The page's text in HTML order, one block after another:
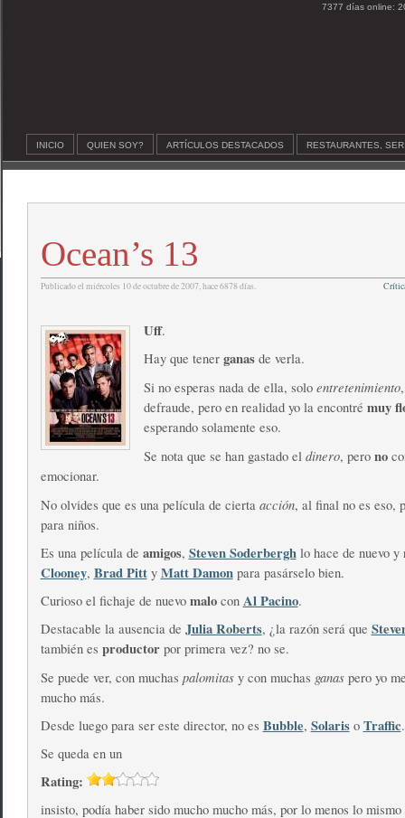
7377 días online:
INICIO QUIEN SOY? ARTÍCULOS DESTACADOS RESTAURANTES,
Ocean’s 13
Publicado el miércoles 10 de octubre de 2007, hace 6878 días.
Uff.
Hay que tener ganas de verla.
Si no esperas nada de ella, solo entretenimiento
defraude, pero en realidad yo la encontré muy
esperando solamente eso.
Se nota que se han gastado el dinero, pero no
emocionar.
No olvides que es una película de cierta acción, al final no es eso,
para niños.
Es una película de amigos, Steven Soderberghlo hace de nuevo y
Clooney, Brad Pitty Matt Damonpara pasárselo bien.
Curioso el fichaje de nuevo malo con Al Pacino.
Destacable la ausencia de Julia Roberts, ¿la razón será que
también es productor por primera vez? no se.
Se puede ver, con muchas palomitas y con muchas ganas pero yo
mucho más.
Desde luego para ser este director, no es Bubble, Solariso Traffic.
Se queda en un
Rating:
insisto, podía haber sido mucho mucho más, por lo menos lo mismo